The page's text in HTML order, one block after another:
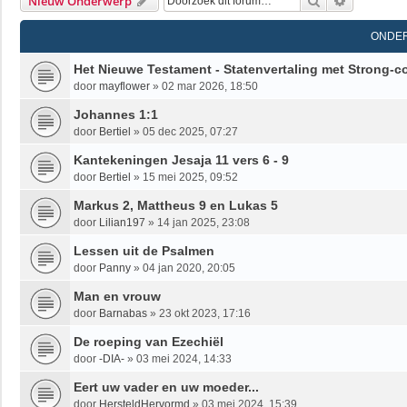
Het Nieuwe Testament - Statenvertaling met Strong-
door mayflower » 02 mar 2026, 18:50
Johannes 1:1
door Bertiel » 05 dec 2025, 07:27
Kantekeningen Jesaja 11 vers 6 - 9
door Bertiel » 15 mei 2025, 09:52
Markus 2, Mattheus 9 en Lukas 5
door Lilian197 » 14 jan 2025, 23:08
Lessen uit de Psalmen
door Panny » 04 jan 2020, 20:05
Man en vrouw
door Barnabas » 23 okt 2023, 17:16
De roeping van Ezechiël
door -DIA- » 03 mei 2024, 14:33
Eert uw vader en uw moeder...
door HersteldHervormd » 03 mei 2024, 15:39